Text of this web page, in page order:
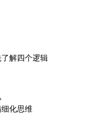
解四个逻辑
化思维